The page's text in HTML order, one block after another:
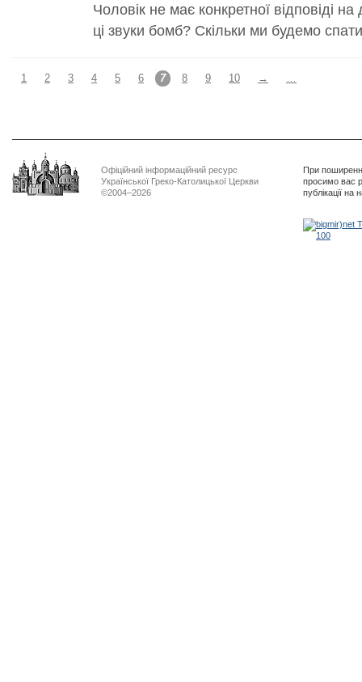
Чоловік не має конкретної відповіді
ці звуки бомб? Скільки ми будемо
1 2 3 4 5 6 7 8 9 10 → …
Офіційний інформаційний ресурс
Української Греко-Католицької Церкви
©2004–2026
При
просимо вас
публікації на